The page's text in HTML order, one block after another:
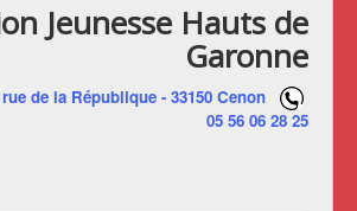
Jeunesse Hauts de
Garonne
de la République - 33150 Cenon
05 56 06 28 25